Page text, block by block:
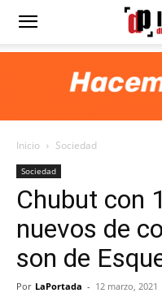
Diario
Portada
Inicio Sociedad
Sociedad
Chubut con
nuevos de
son de
Por LaPortada - 12 marzo, 2021